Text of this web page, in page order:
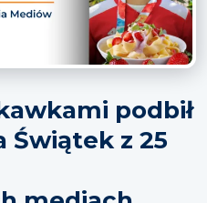
podbił
Świątek z 25